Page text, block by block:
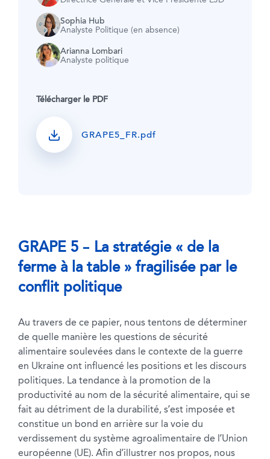
Sophia Hub
Analyste Politique (en absence)
Arianna Lombari
Analyste politique
Télécharger le PDF
GRAPE5_FR.pdf
GRAPE 5 – La stratégie « de la
ferme à la table » fragilisée par le
conflit politique
Au travers de ce papier, nous tentons de déterminer
de quelle manière les questions de sécurité
alimentaire soulevées dans le contexte de la guerre
en Ukraine ont influencé les positions et les discours
politiques. La tendance à la promotion de la
productivité au nom de la sécurité alimentaire, qui se
fait au détriment de la durabilité, s’est imposée et
constitue un bond en arrière sur la voie du
verdissement du système agroalimentaire de l’Union
européenne (UE). Afin d’illustrer nos propos, nous